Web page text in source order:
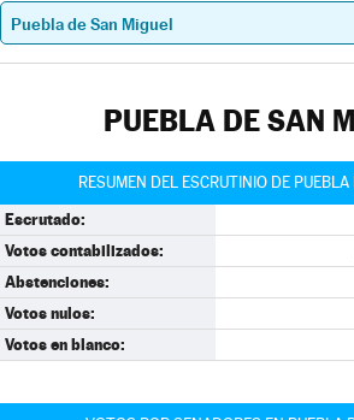
PUEBLA DE SAN
RESUMEN DEL ESCRUTINIO DE
Escrutado:
Votos contabilizados:
Abstenciones:
Votos nulos:
Votos en blanco: